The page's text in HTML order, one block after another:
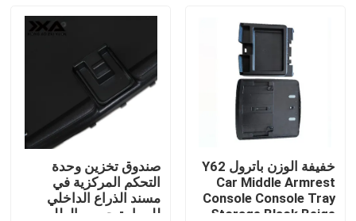
جميع القضايا
مدونات
الجزء الخلفي من السيارة
خفيفة الوزن باترول Y62
Car Middle Armrest
Console Console Tray
Storage Black Beige
صندوق تخزين وحدة
التحكم المركزية في
مسند الذراع الداخلي
للسيارة حسب الطلب